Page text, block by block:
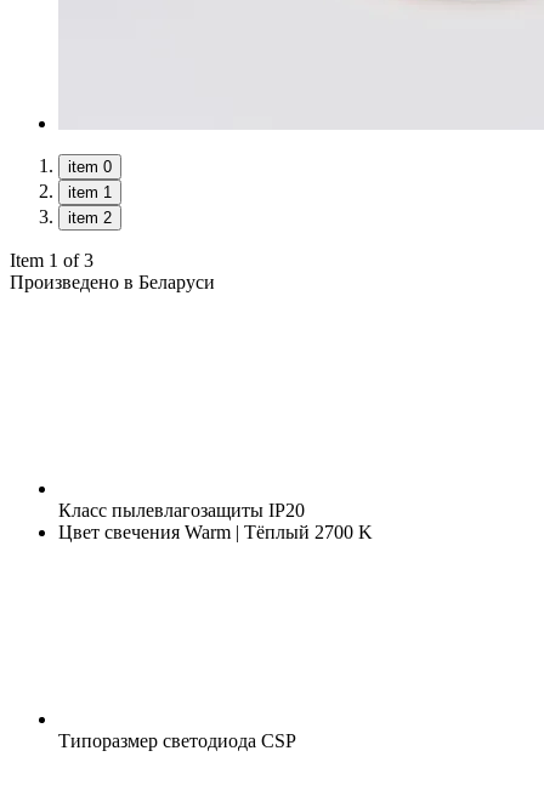
item 0
item 1
item 2
Item 1 of 3
Произведено в Беларуси
Класс пылевлагозащиты IP20
Цвет свечения Warm | Тёплый 2700 K
Типоразмер светодиода CSP